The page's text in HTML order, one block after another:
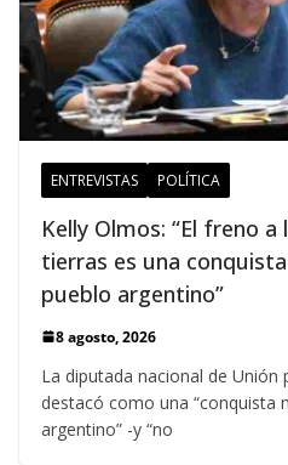
ENTREVISTAS POLÍTICA
Kelly Olmos: “El freno
tierras es una
pueblo argentino”
8 agosto, 2026
La diputada nacional de Unión
destacó como una “conquista
argentino” -y “no